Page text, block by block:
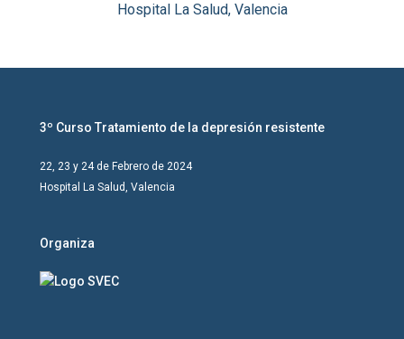
Hospital La Salud, Valencia
3º Curso Tratamiento de la depresión resistente
22, 23 y 24 de Febrero de 2024
Hospital La Salud, Valencia
Organiza